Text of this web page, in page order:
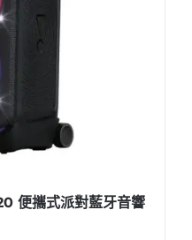
便攜式派對藍牙音響